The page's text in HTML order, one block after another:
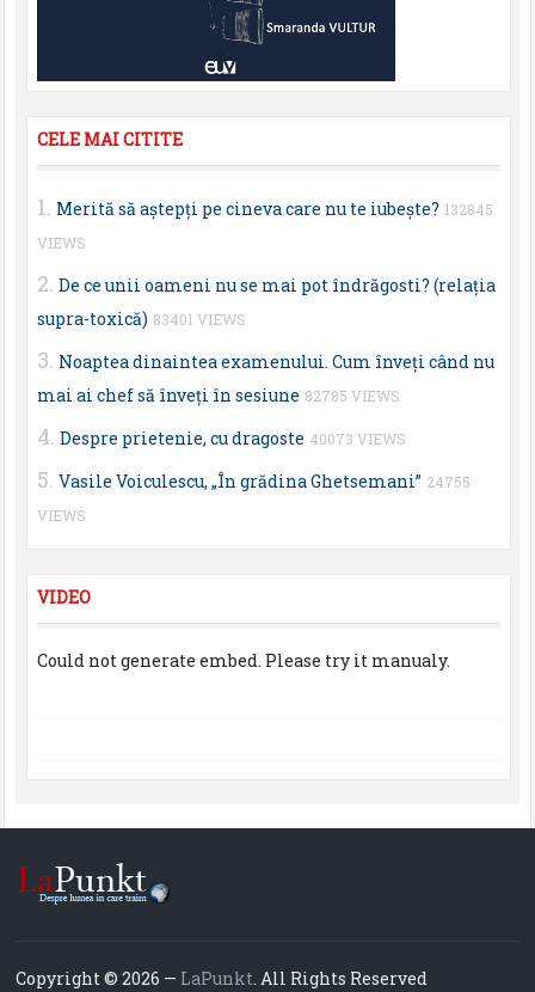
CELE MAI CITITE
Merită să aştepţi pe cineva care nu te iubeşte? 132845
VIEWS
De ce unii oameni nu se mai pot îndrăgosti? (relaţia
supra-toxică) 83401 VIEWS
Noaptea dinaintea examenului. Cum înveţi când nu
mai ai chef să înveţi în sesiune 82785 VIEWS
Despre prietenie, cu dragoste 40073 VIEWS
Vasile Voiculescu, „În grădina Ghetsemani” 24755
VIEWS
VIDEO
Could not generate embed. Please try it manualy.
Copyright © 2026 — LaPunkt. All Rights Reserved